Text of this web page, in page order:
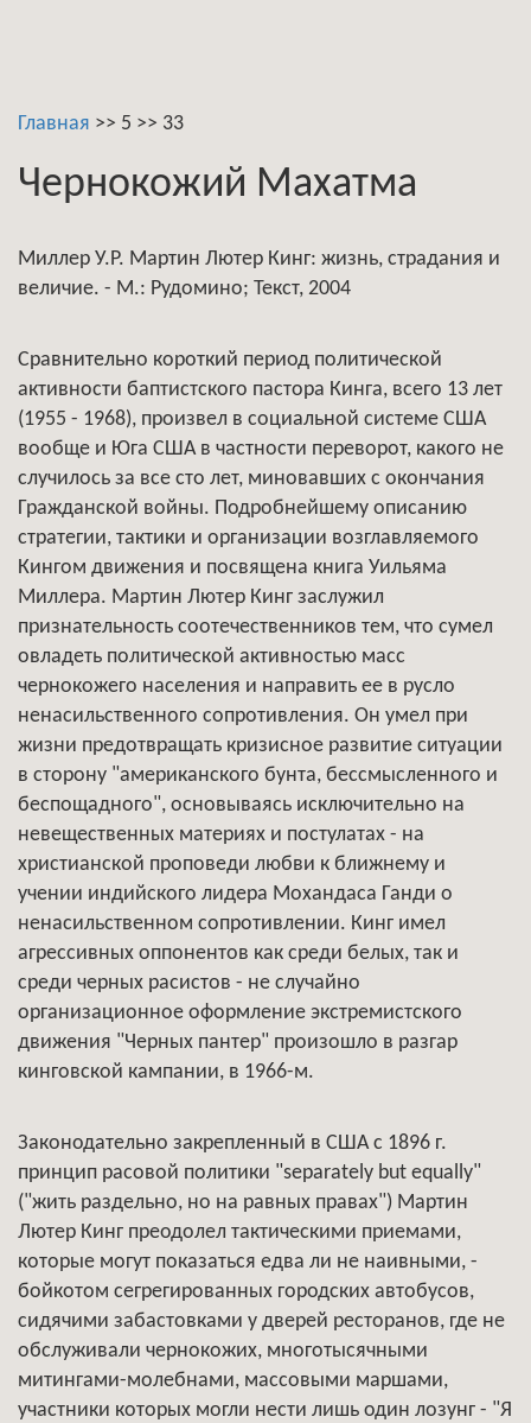
Главная >> 5 >> 33
Чернокожий Махатма
Миллер У.Р. Мартин Лютер Кинг: жизнь, страдания и
величие. - М.: Рудомино; Текст, 2004
Сравнительно короткий период политической
активности баптистского пастора Кинга, всего 13 лет
(1955 - 1968), произвел в социальной системе США
вообще и Юга США в частности переворот, какого не
случилось за все сто лет, миновавших с окончания
Гражданской войны. Подробнейшему описанию
стратегии, тактики и организации возглавляемого
Кингом движения и посвящена книга Уильяма
Миллера. Мартин Лютер Кинг заслужил
признательность соотечественников тем, что сумел
овладеть политической активностью масс
чернокожего населения и направить ее в русло
ненасильственного сопротивления. Он умел при
жизни предотвращать кризисное развитие ситуации
в сторону "американского бунта, бессмысленного и
беспощадного", основываясь исключительно на
невещественных материях и постулатах - на
христианской проповеди любви к ближнему и
учении индийского лидера Мохандаса Ганди о
ненасильственном сопротивлении. Кинг имел
агрессивных оппонентов как среди белых, так и
среди черных расистов - не случайно
организационное оформление экстремистского
движения "Черных пантер" произошло в разгар
кинговской кампании, в 1966-м.
Законодательно закрепленный в США с 1896 г.
принцип расовой политики "separately but equally"
("жить раздельно, но на равных правах") Мартин
Лютер Кинг преодолел тактическими приемами,
которые могут показаться едва ли не наивными, -
бойкотом сегрегированных городских автобусов,
сидячими забастовками у дверей ресторанов, где не
обслуживали чернокожих, многотысячными
митингами-молебнами, массовыми маршами,
участники которых могли нести лишь один лозунг - "Я